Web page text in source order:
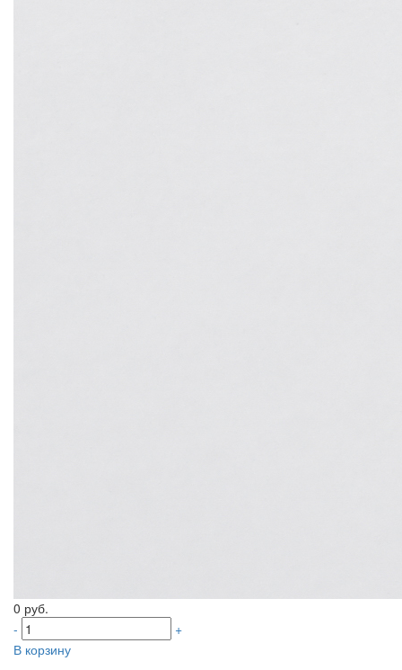
0 руб.
-
+
В корзину